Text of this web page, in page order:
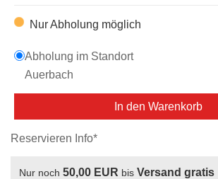
Nur Abholung möglich
Abholung im Standort
Auerbach
In den Warenkorb
Reservieren Info*
Nur noch 50,00 EUR bis Versand gratis